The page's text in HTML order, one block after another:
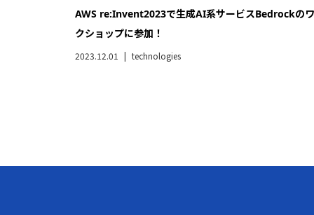
AWS re:Invent2023で生成AI系サービスBedrockの
クショップに参加！
2023.12.01 technologies